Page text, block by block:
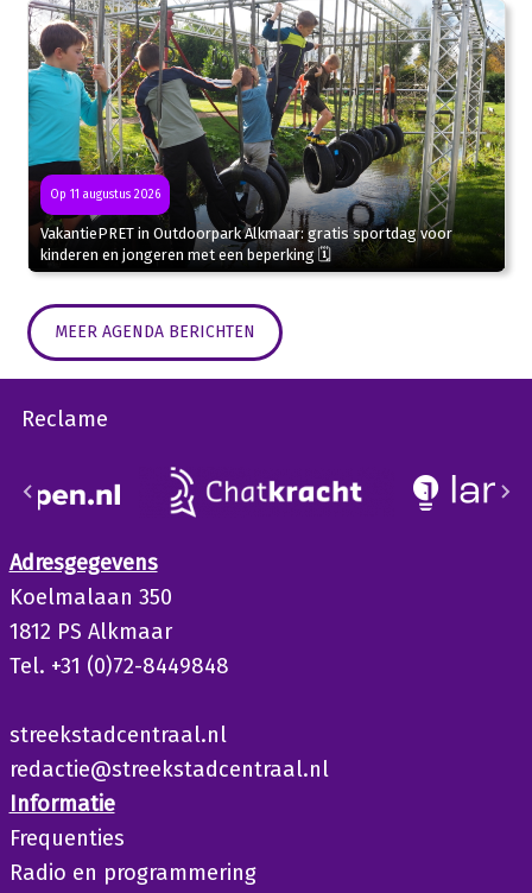
Op 11 augustus 2026
VakantiePRET in Outdoorpark Alkmaar: gratis sportdag voor
kinderen en jongeren met een beperking 🗓
MEER AGENDA BERICHTEN
Reclame
Adresgegevens
Koelmalaan 350
1812 PS Alkmaar
Tel. +31 (0)72-8449848
streekstadcentraal.nl
redactie@streekstadcentraal.nl
Informatie
Frequenties
Radio en programmering